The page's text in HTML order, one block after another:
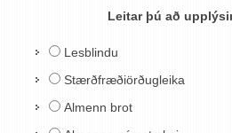
Leitar þú að
Lesblindu
Stærðfræðiörðugleika
Almenn brot